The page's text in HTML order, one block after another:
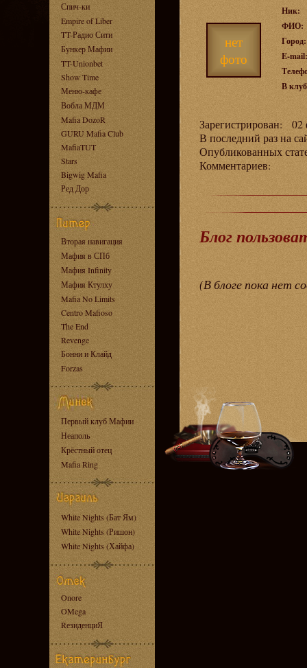
Спич-ки
Empire of Liber
TT-Радио Сити
Бункер Мафии
TT-Unionbet
Show Time
Меню-кафе
Вобла МДМ
Mafia DozoR
GURU Mafia Club
MafiaTUT
Stars
Bigwig Mafia
Ред Дор
Вторая навигация
Мафия в СПб
Мафия Infinity
Мафия Ктулху
Mafia No Limits
Centro Mafioso
The End
Revenge
Бонни и Клайд
Forzas
Первый клуб Мафии
Неаполь
Крёстный отец
Mafia Ring
White Nights (Бат Ям)
White Nights (Ришон)
White Nights (Хайфа)
Onore
OMega
RезиденциЯ
нет
фото
Ник:
ФИО:
Город:
E-mail:
В
Зарегистрирован: 02
В последний раз на
Опубликованных
Комментариев:
Блог
(В блоге пока нет